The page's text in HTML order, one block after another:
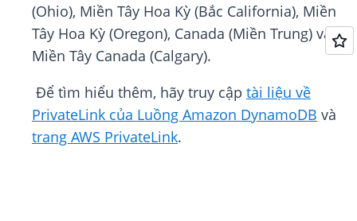
(Ohio), Miền Tây Hoa Kỳ (Bắc California), Miền
Tây Hoa Kỳ (Oregon), Canada (Miền Trung) và
Miền Tây Canada (Calgary).
Để tìm hiểu thêm, hãy truy cập tài liệu về
PrivateLink của Luồng Amazon DynamoDB và
trang AWS PrivateLink.